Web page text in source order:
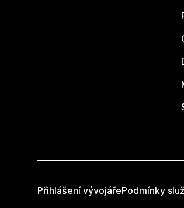
Přihlášení vývojářePodmínky